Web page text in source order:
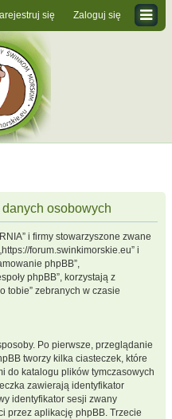
Zaloguj się
się
osobowych
i firmy stowarzyszone zwane
forum.swinkimorskie.eu” i
phpBB”,
phpBB”, korzystają z
tobie” zebranych w czasie
Po pierwsze, przeglądanie
tworzy kilka ciasteczek, które
do katalogu plików tymczasowych
zawierają identyfikator
identyfikator sesji zwany
przez aplikację phpBB. Trzecie